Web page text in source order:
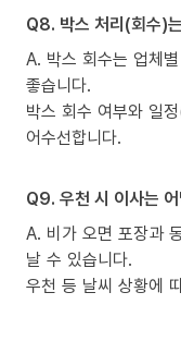
Q8. 박스 처리(회수)
A. 박스 회수는 업체
좋습니다.
박스 회수 여부와 일
어수선합니다.
Q9. 우천 시 이사는
A. 비가 오면 포장과
날 수 있습니다.
우천 등 날씨 상황에